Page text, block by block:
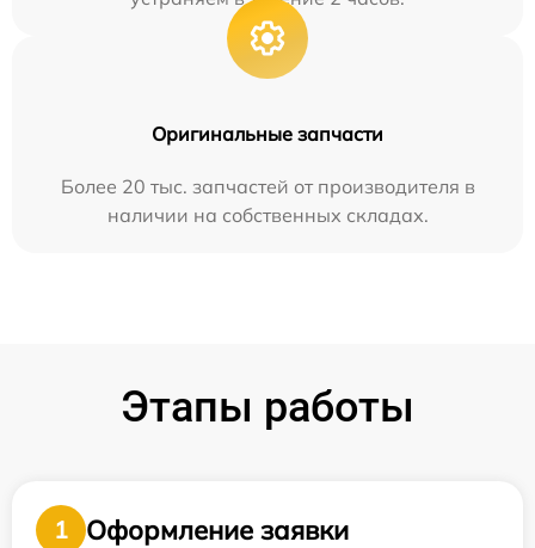
Оригинальные запчасти
Более 20 тыс. запчастей от производителя в
наличии на собственных складах.
Этапы работы
1
Оформление заявки